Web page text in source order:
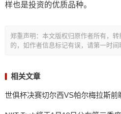
样也是投资的优质品种。
郑重声明：本文版权归原作者所有，
的，如作者信息标记有误，请第一时间
相关文章
世俱杯决赛切尔西VS帕尔梅拉斯